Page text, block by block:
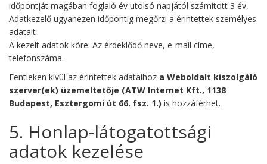
időpontját magában foglaló év utolsó napjától számított 3 év,
Adatkezelő ugyanezen időpontig megőrzi a érintettek személyes
adatait
A kezelt adatok köre: Az érdeklődő neve, e-mail címe,
telefonszáma.
Fentieken kívül az érintettek adataihoz a Weboldalt kiszolgáló
szerver(ek) üzemeltetője (ATW Internet Kft., 1138
Budapest, Esztergomi út 66. fsz. 1.) is hozzáférhet.
5. Honlap-látogatottsági
adatok kezelése